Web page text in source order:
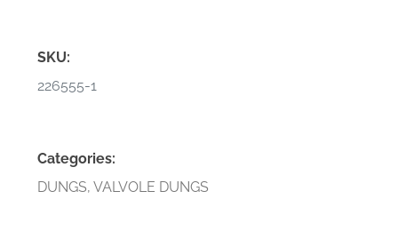
SKU:
226555-1
Categories:
DUNGS,VALVOLE DUNGS